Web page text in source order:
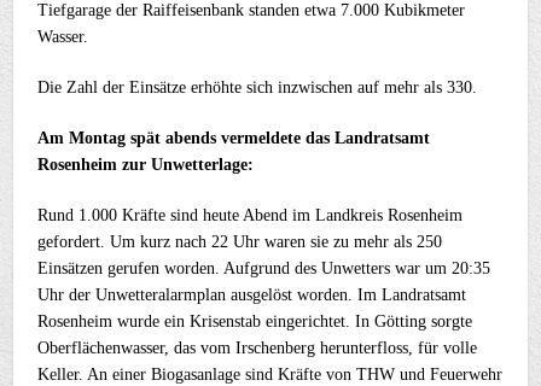
Tiefgarage der Raiffeisenbank standen etwa 7.000 Kubikmeter
Wasser.
Die Zahl der Einsätze erhöhte sich inzwischen auf mehr als 330.
Am Montag spät abends vermeldete das Landratsamt
Rosenheim zur Unwetterlage:
Rund 1.000 Kräfte sind heute Abend im Landkreis Rosenheim
gefordert. Um kurz nach 22 Uhr waren sie zu mehr als 250
Einsätzen gerufen worden. Aufgrund des Unwetters war um 20:35
Uhr der Unwetteralarmplan ausgelöst worden. Im Landratsamt
Rosenheim wurde ein Krisenstab eingerichtet. In Götting sorgte
Oberflächenwasser, das vom Irschenberg herunterfloss, für volle
Keller. An einer Biogasanlage sind Kräfte von THW und Feuerwehr